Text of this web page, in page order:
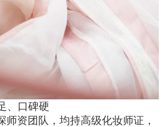
、口碑硬
师资团队，均持高级化妆师证，